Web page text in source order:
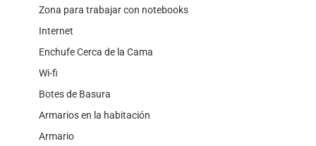
Zona para trabajar con notebooks
Internet
Enchufe Cerca de la Cama
Wi-fi
Botes de Basura
Armarios en la habitación
Armario